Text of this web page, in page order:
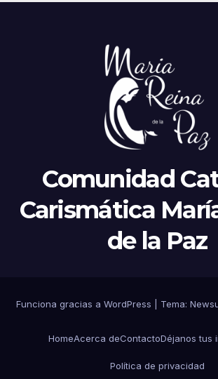
Comunidad
Carismática
de la Paz
Funciona gracias a WordPress Tema:
HomeAcerca deContactoDéjanos tus
Política de privacidad